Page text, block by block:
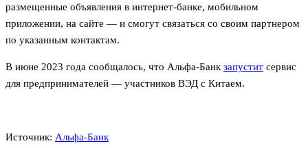
размещенные объявления в интернет-банке, мобильном
приложении, на сайте — и смогут связаться со своим партнером
по указанным контактам.
В июне 2023 года сообщалось, что Альфа-Банк запустит сервис
для предпринимателей — участников ВЭД с Китаем.
Источник: Альфа-Банк